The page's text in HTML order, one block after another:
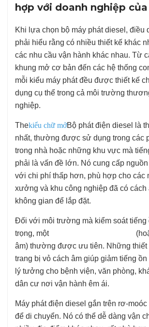
hợp với doanh nghiệp
Khi lựa chọn bộ máy phát diesel, điều
phải hiểu rằng có nhiều thiết kế khác
các nhu cầu vận hành khác nhau. Từ
khung mở cơ bản đến các hệ thống
mỗi kiểu máy phát đều được thiết kế
dụng cụ thể trong cả môi trường
nghiệp.
Thekiểu chữ mởBộ phát điện diesel là
nhất, thường được sử dụng trong các
trong nhà hoặc những khu vực mà
phải là vấn đề lớn. Nó cung cấp
với chi phí thấp hơn, phù hợp cho các
xưởng và khu công nghiệp đã có cách
không gian để lắp đặt.
Đối với môi trường mà kiểm soát tiếng
trọng, mộtmáy phát điện diesel im lặng
âm) thường được ưu tiên. Những
trang bị vỏ cách âm giúp giảm tiếng
lý tưởng cho bệnh viện, văn phòng,
dân cư nơi vận hành êm ái.
Máy phát điện diesel gắn trên rơ-
để di chuyển. Nó có thể dễ dàng vận